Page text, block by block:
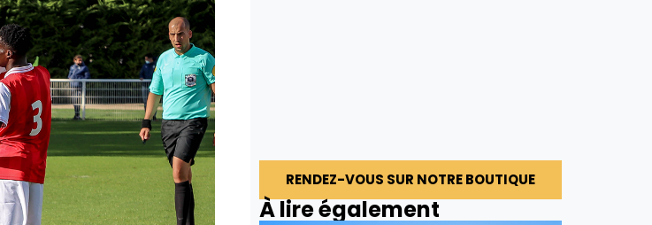
RENDEZ-VOUS SUR NOTRE BOUTIQUE
À lire également